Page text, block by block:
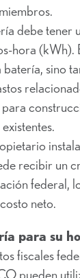
debe tener
hora
sino
recibir un
federal,
neto.
para su
fiscales
pueden